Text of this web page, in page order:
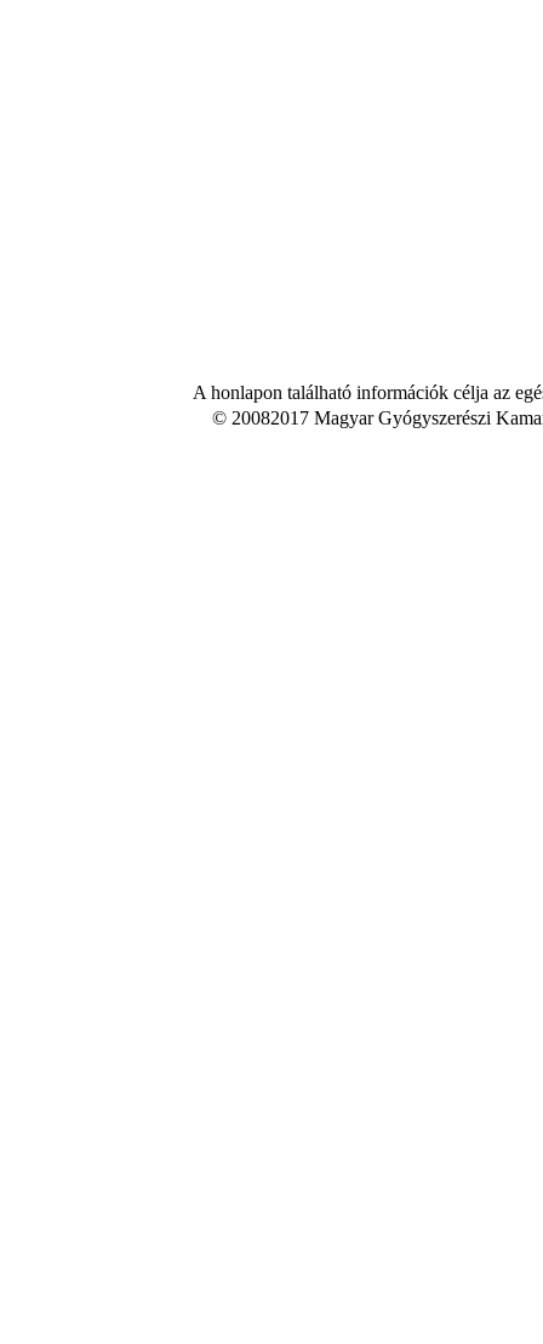
A honlapon található információk célja az
© 20082017 Magyar Gyógyszerészi